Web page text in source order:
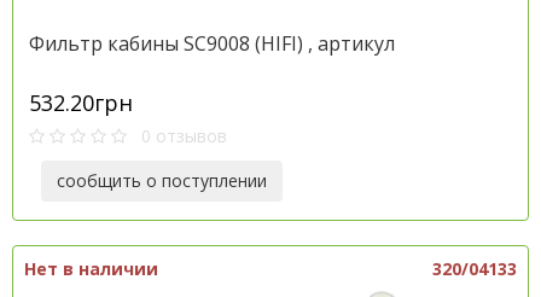
Фильтр кабины SC9008 (HIFI) , артикул
532.20грн
0 отзывов
сообщить о поступлении
Нет в наличии 320/04133